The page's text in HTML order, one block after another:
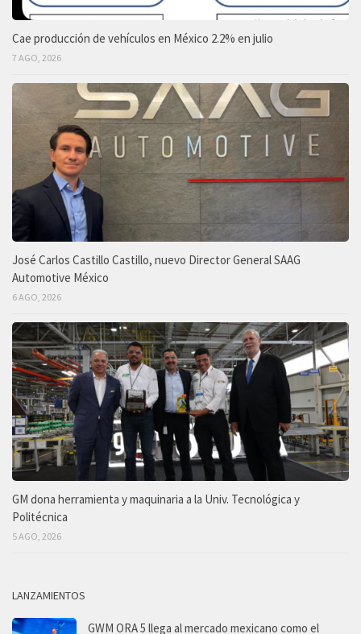
Cae producción de vehículos en México 2.2% en julio
7 AGO, 2026
José Carlos Castillo Castillo, nuevo Director General SAAG
Automotive México
6 AGO, 2026
GM dona herramienta y maquinaria a la Univ. Tecnológica y
Politécnica
5 AGO, 2026
LANZAMIENTOS
GWM ORA 5 llega al mercado mexicano como el